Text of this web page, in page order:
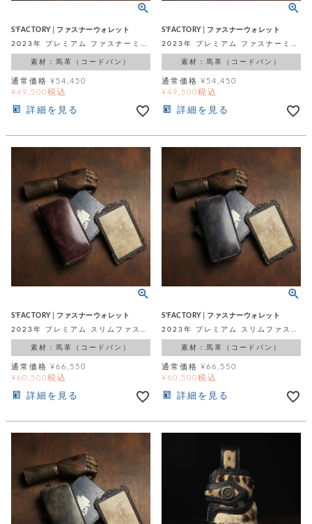
S'FACTORY│ファスナーウォレット
素材：馬革（コードバン）
通常価格 ¥ 54,450
¥49,500税込
詳細を見る
S'FACTORY│ファスナーウォレット
素材：馬革（コードバン）
通常価格 ¥ 54,450
¥49,500税込
詳細を見る
S'FACTORY│ファスナーウォレット
素材：馬革（コードバン）
通常価格 ¥66,550
¥60,500税込
詳細を見る
S'FACTORY│ファスナーウォレット
素材：馬革（コードバン）
通常価格 ¥66,550
¥60,500税込
詳細を見る